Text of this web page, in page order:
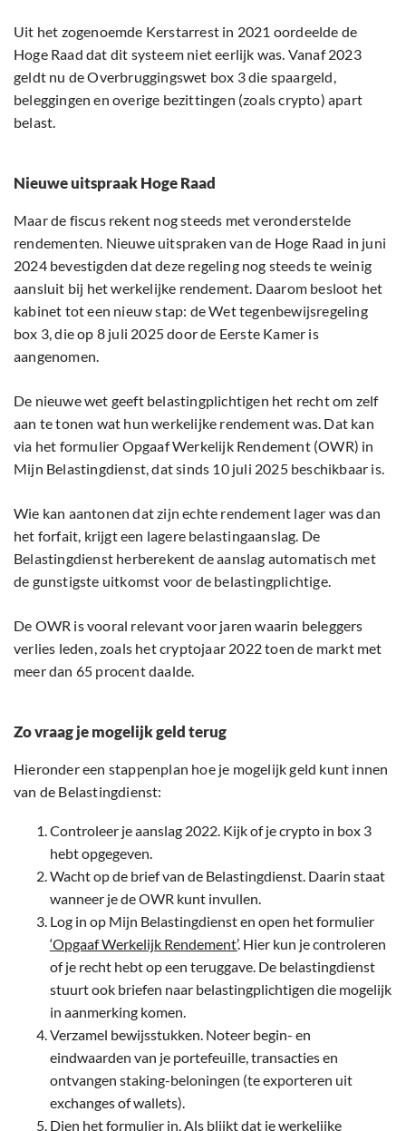
Uit het zogenoemde Kerstarrest in 2021 oordeelde de
Hoge Raad dat dit systeem niet eerlijk was. Vanaf 2023
geldt nu de Overbruggingswet box 3 die spaargeld,
beleggingen en overige bezittingen (zoals crypto) apart
belast.
Nieuwe uitspraak Hoge Raad
Maar de fiscus rekent nog steeds met veronderstelde
rendementen. Nieuwe uitspraken van de Hoge Raad in juni
2024 bevestigden dat deze regeling nog steeds te weinig
aansluit bij het werkelijke rendement. Daarom besloot het
kabinet tot een nieuw stap: de Wet tegenbewijsregeling
box 3, die op 8 juli 2025 door de Eerste Kamer is
aangenomen.
De nieuwe wet geeft belastingplichtigen het recht om zelf
aan te tonen wat hun werkelijke rendement was. Dat kan
via het formulier Opgaaf Werkelijk Rendement (OWR) in
Mijn Belastingdienst, dat sinds 10 juli 2025 beschikbaar is.
Wie kan aantonen dat zijn echte rendement lager was dan
het forfait, krijgt een lagere belastingaanslag. De
Belastingdienst herberekent de aanslag automatisch met
de gunstigste uitkomst voor de belastingplichtige.
De OWR is vooral relevant voor jaren waarin beleggers
verlies leden, zoals het cryptojaar 2022 toen de markt met
meer dan 65 procent daalde.
Zo vraag je mogelijk geld terug
Hieronder een stappenplan hoe je mogelijk geld kunt innen
van de Belastingdienst:
Controleer je aanslag 2022. Kijk of je crypto in box 3
hebt opgegeven.
Wacht op de brief van de Belastingdienst. Daarin staat
wanneer je de OWR kunt invullen.
Log in op Mijn Belastingdienst en open het formulier
‘Opgaaf Werkelijk Rendement’. Hier kun je controleren
of je recht hebt op een teruggave. De belastingdienst
stuurt ook briefen naar belastingplichtigen die mogelijk
in aanmerking komen.
Verzamel bewijsstukken. Noteer begin- en
eindwaarden van je portefeuille, transacties en
ontvangen staking-beloningen (te exporteren uit
exchanges of wallets).
Dien het formulier in. Als blijkt dat je werkelijke